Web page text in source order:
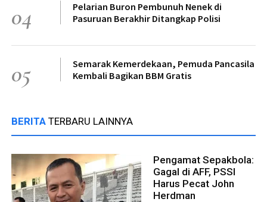
04
Pelarian Buron Pembunuh Nenek di
Pasuruan Berakhir Ditangkap Polisi
05
Semarak Kemerdekaan, Pemuda Pancasila
Kembali Bagikan BBM Gratis
BERITA TERBARU LAINNYA
Pengamat Sepakbola:
Gagal di AFF, PSSI
Harus Pecat John
Herdman